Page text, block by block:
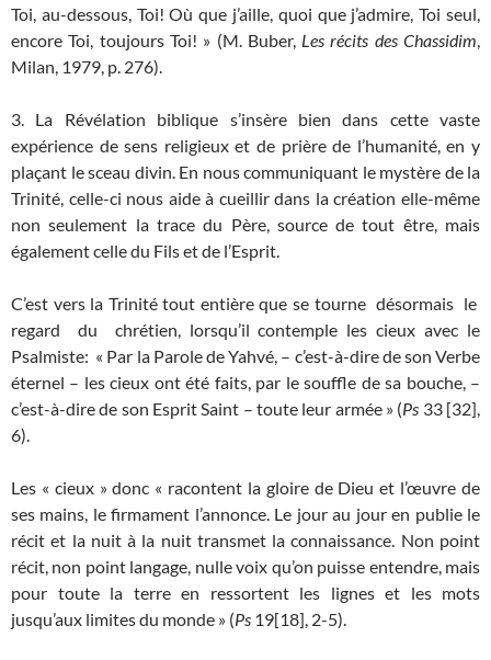
Toi, au-dessous, Toi! Où que j’aille, quoi que j’admire, Toi seul,
encore Toi, toujours Toi! » (M. Buber, Les récits des Chassidim,
Milan, 1979, p. 276).
3. La Révélation biblique s’insère bien dans cette vaste
expérience de sens religieux et de prière de l’humanité, en y
plaçant le sceau divin. En nous communiquant le mystère de la
Trinité, celle-ci nous aide à cueillir dans la création elle-même
non seulement la trace du Père, source de tout être, mais
également celle du Fils et de l’Esprit.
C’est vers la Trinité tout entière que se tourne désormais le
regard du chrétien, lorsqu’il contemple les cieux avec le
Psalmiste: « Par la Parole de Yahvé, – c’est-à-dire de son Verbe
éternel – les cieux ont été faits, par le souffle de sa bouche, –
c’est-à-dire de son Esprit Saint – toute leur armée » (Ps 33 [32],
6).
Les « cieux » donc « racontent la gloire de Dieu et l’œuvre de
ses mains, le firmament l’annonce. Le jour au jour en publie le
récit et la nuit à la nuit transmet la connaissance. Non point
récit, non point langage, nulle voix qu’on puisse entendre, mais
pour toute la terre en ressortent les lignes et les mots
jusqu’aux limites du monde » (Ps 19[18], 2-5).